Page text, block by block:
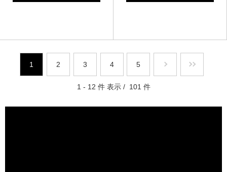
1 2 3 4 5
1 - 12 件 表示 / 101 件